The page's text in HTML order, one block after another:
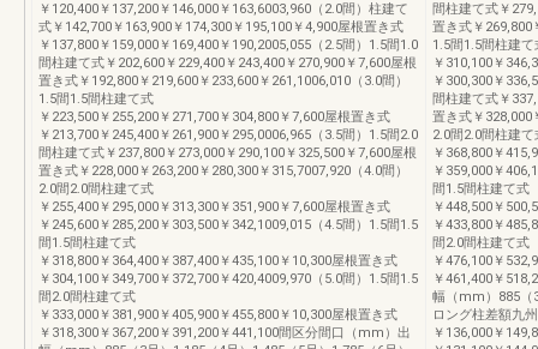
￥120,400￥137,200￥146,000￥163,6003,960（2.0間）柱建て
式￥142,700￥163,900￥174,300￥195,100￥4,900屋根置き式
￥137,800￥159,000￥169,400￥190,2005,055（2.5間）1.5間1.0
間柱建て式￥202,600￥229,400￥243,400￥270,900￥7,600屋根
置き式￥192,800￥219,600￥233,600￥261,1006,010（3.0間）
1.5間1.5間柱建て式
￥223,500￥255,200￥271,700￥304,800￥7,600屋根置き式
￥213,700￥245,400￥261,900￥295,0006,965（3.5間）1.5間2.0
間柱建て式￥237,800￥273,000￥290,100￥325,500￥7,600屋根
置き式￥228,000￥263,200￥280,300￥315,7007,920（4.0間）
2.0間2.0間柱建て式
￥255,400￥295,000￥313,300￥351,900￥7,600屋根置き式
￥245,600￥285,200￥303,500￥342,1009,015（4.5間）1.5間1.5
間1.5間柱建て式
￥318,800￥364,400￥387,400￥435,100￥10,300屋根置き式
￥304,100￥349,700￥372,700￥420,4009,970（5.0間）1.5間1.5
間2.0間柱建て式
￥333,000￥381,900￥405,900￥455,800￥10,300屋根置き式
￥318,300￥367,200￥391,200￥441,100間区分間口（mm）出
間柱建て式￥
置き式￥269,800
1.5間1.5間柱建て
￥310,100￥
￥300,300￥
間柱建て式￥
置き式￥328,000
2.0間2.0間柱建て
￥368,800￥
￥359,000￥
間1.5間柱建て式
￥448,500￥
￥433,800￥
間2.0間柱建て式
￥476,100￥
￥461,400￥
幅（mm）885（
ロング柱差額九
￥136,000￥